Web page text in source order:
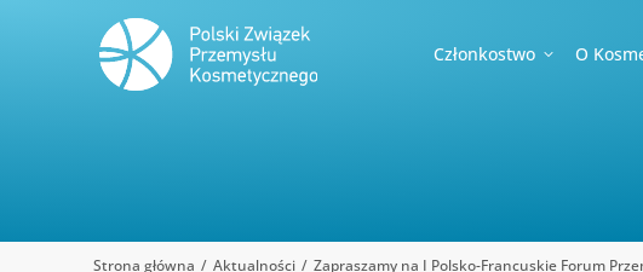
Członkostwo O
Strona główna Aktualności Zapraszamy na I Polsko-Francuskie Forum